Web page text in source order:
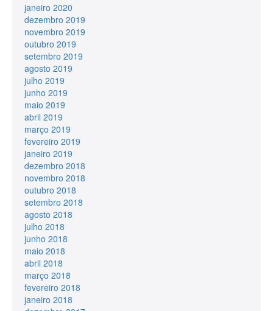
janeiro 2020
dezembro 2019
novembro 2019
outubro 2019
setembro 2019
agosto 2019
julho 2019
junho 2019
maio 2019
abril 2019
março 2019
fevereiro 2019
janeiro 2019
dezembro 2018
novembro 2018
outubro 2018
setembro 2018
agosto 2018
julho 2018
junho 2018
maio 2018
abril 2018
março 2018
fevereiro 2018
janeiro 2018